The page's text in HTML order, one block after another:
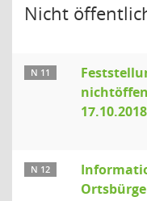
Nicht
N 11
17.10.2018
N 12